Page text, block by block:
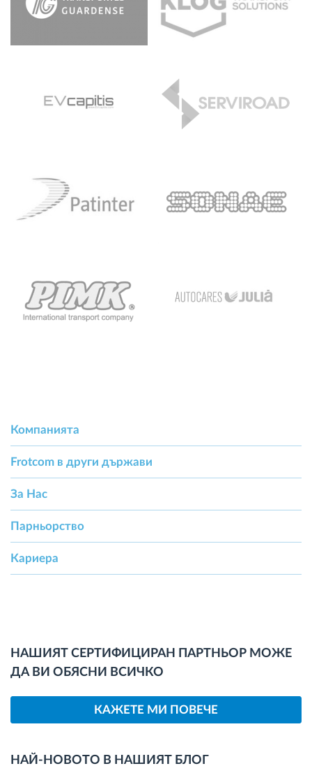
Компанията
Frotcom в други държави
За Hас
Парньорство
Кариера
НАШИЯТ СЕРТИФИЦИРАН ПАРТНЬОР МОЖЕ
ДА ВИ ОБЯСНИ ВСИЧКО
КАЖЕТЕ МИ ПОВЕЧЕ
НАЙ-НОВОТО В НАШИЯТ БЛОГ